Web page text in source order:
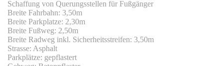
Schaffung von Querungsstellen für Fußgänger
Breite Fahrbahn: 3,50m
Breite Parkplatze: 2,30m
Breite Fußweg: 2,50m
Breite Radweg inkl. Sicherheitsstreifen: 3,50m
Strasse: Asphalt
Parkplätze: gepflastert